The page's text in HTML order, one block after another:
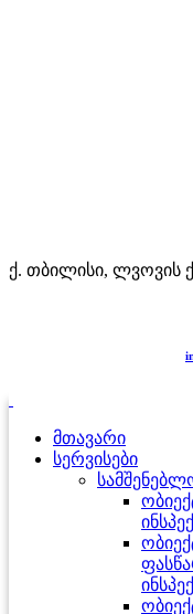
ქ. თბილისი, ლვოვის
მთავარი
სერვისები